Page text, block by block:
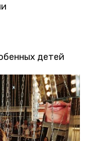
детей